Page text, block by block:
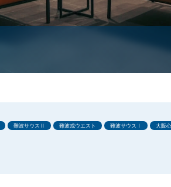
難波サウスⅡ 難波戎ウエスト 難波サウスⅠ 大阪